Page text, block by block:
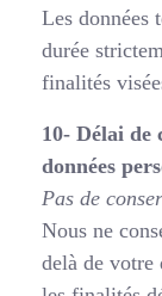
Les données
durée
finalités
10- Délai de
données
Pas de
Nous ne
delà de votre